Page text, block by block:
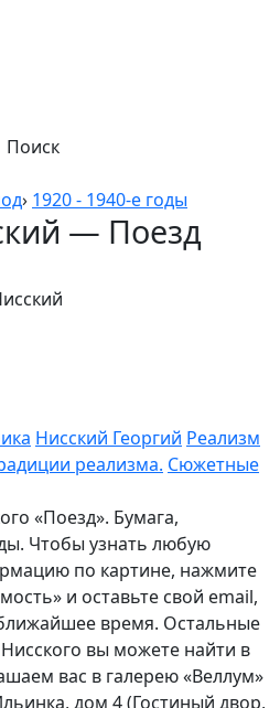
Поиск
› 1920 - 1940-е годы
— Поезд
Нисский Георгий Реализм
реализма. Сюжетные
«Поезд». Бумага,
Чтобы узнать любую
по картине, нажмите
и оставьте свой email,
время. Остальные
вы можете найти в
вас в галерею «Веллум»
дом 4 (Гостиный двор,